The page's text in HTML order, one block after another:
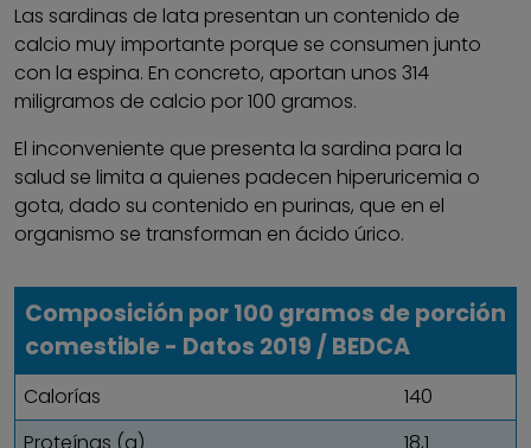
Las sardinas de lata presentan un contenido de
calcio muy importante porque se consumen junto
con la espina. En concreto, aportan unos 314
miligramos de calcio por 100 gramos.
El inconveniente que presenta la sardina para la
salud se limita a quienes padecen hiperuricemia o
gota, dado su contenido en purinas, que en el
organismo se transforman en ácido úrico.
Composición por 100 gramos de porción
comestible - Datos 2019 / BEDCA
Calorías
140